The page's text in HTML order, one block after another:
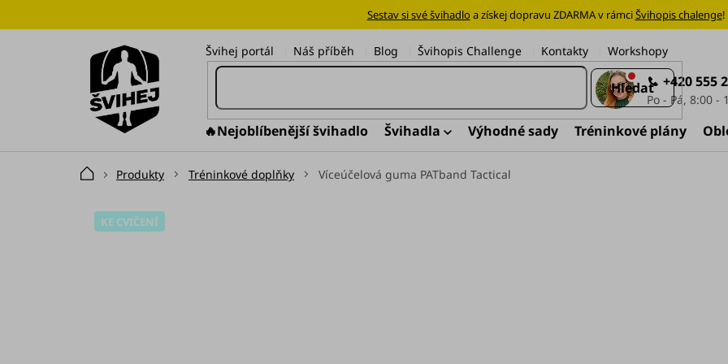
Sestav si své švihadlo a získej dopravu ZDARMA v rámciŠvihopis chalenge!
+420 555
Švihej portál Náš příběh Blog Švihopis Challenge Kontakty Workshopy
Hledat
🔥Nejoblíbenější švihadlo Švihadla Výhodné sady Tréninkové plány
Domů Produkty Tréninkové doplňky Víceúčelová guma PATband Tactical
KE CVIČENÍ